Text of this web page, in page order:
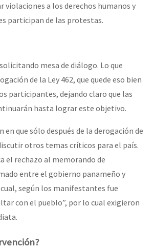
violaciones a los derechos humanos y
participan de las protestas.
mesa de diálogo. Lo que
de la Ley 462, que quede eso bien
participantes, dejando claro que las
hasta lograr este objetivo.
en que sólo después de la derogación de
otros temas críticos para el país.
el rechazo al memorando de
entre el gobierno panameño y
según los manifestantes fue
con el pueblo”, por lo cual exigieron